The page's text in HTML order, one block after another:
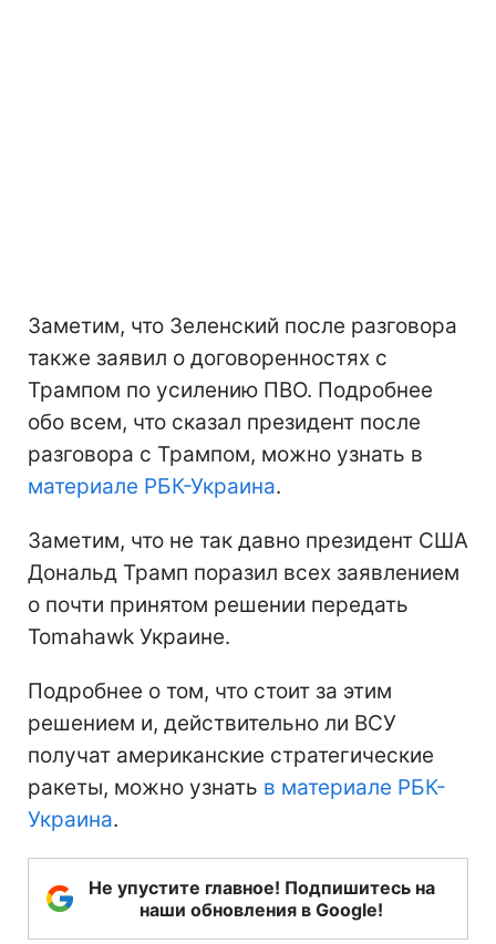
Заметим, что Зеленский после разговора
также заявил о договоренностях с
Трампом по усилению ПВО. Подробнее
обо всем, что сказал президент после
разговора с Трампом, можно узнать в
материале РБК-Украина.
Заметим, что не так давно президент США
Дональд Трамп поразил всех заявлением
о почти принятом решении передать
Tomahawk Украине.
Подробнее о том, что стоит за этим
решением и, действительно ли ВСУ
получат американские стратегические
ракеты, можно узнать в материале РБК-
Украина.
Не упустите главное! Подпишитесь на
наши обновления в Google!